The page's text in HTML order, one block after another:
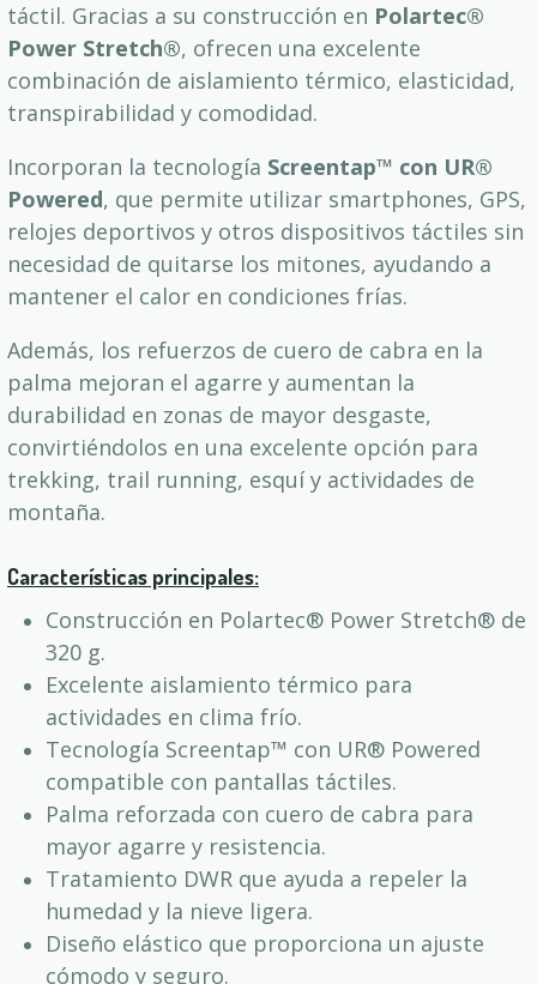
táctil. Gracias a su construcción en Polartec®
Power Stretch®, ofrecen una excelente
combinación de aislamiento térmico, elasticidad,
transpirabilidad y comodidad.
Incorporan la tecnología Screentap™ con UR®
Powered, que permite utilizar smartphones, GPS,
relojes deportivos y otros dispositivos táctiles sin
necesidad de quitarse los mitones, ayudando a
mantener el calor en condiciones frías.
Además, los refuerzos de cuero de cabra en la
palma mejoran el agarre y aumentan la
durabilidad en zonas de mayor desgaste,
convirtiéndolos en una excelente opción para
trekking, trail running, esquí y actividades de
montaña.
Características principales:
Construcción en Polartec® Power Stretch® de
320 g.
Excelente aislamiento térmico para
actividades en clima frío.
Tecnología Screentap™ con UR® Powered
compatible con pantallas táctiles.
Palma reforzada con cuero de cabra para
mayor agarre y resistencia.
Tratamiento DWR que ayuda a repeler la
humedad y la nieve ligera.
Diseño elástico que proporciona un ajuste
cómodo y seguro.